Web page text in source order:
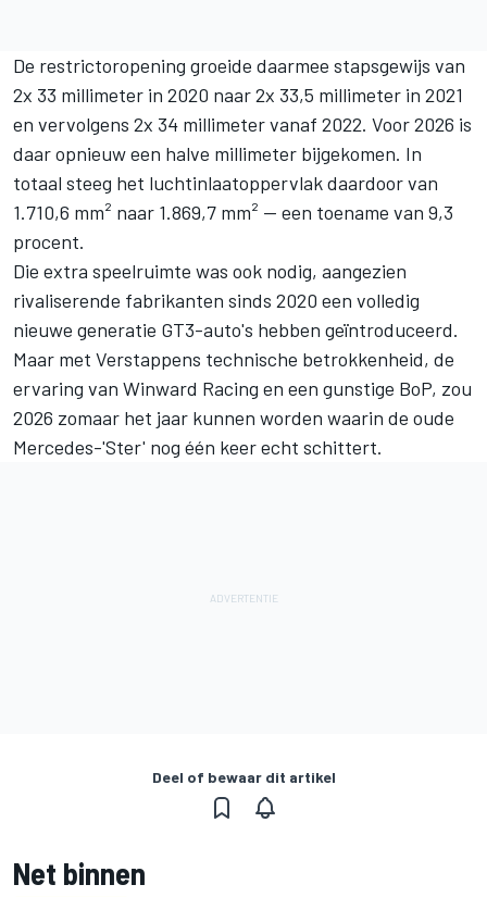
De restrictoropening groeide daarmee stapsgewijs van
2x 33 millimeter in 2020 naar 2x 33,5 millimeter in 2021
en vervolgens 2x 34 millimeter vanaf 2022. Voor 2026 is
daar opnieuw een halve millimeter bijgekomen. In
totaal steeg het luchtinlaatoppervlak daardoor van
1.710,6 mm² naar 1.869,7 mm² — een toename van 9,3
procent.
Die extra speelruimte was ook nodig, aangezien
rivaliserende fabrikanten sinds 2020 een volledig
nieuwe generatie GT3-auto's hebben geïntroduceerd.
Maar met Verstappens technische betrokkenheid, de
ervaring van Winward Racing en een gunstige BoP, zou
2026 zomaar het jaar kunnen worden waarin de oude
Mercedes-'Ster' nog één keer echt schittert.
Deel of bewaar dit artikel
Net binnen